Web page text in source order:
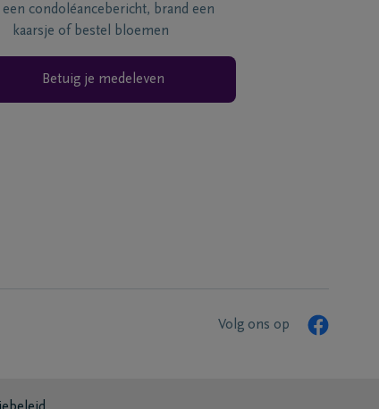
condoléancebericht, brand een
kaarsje of bestel bloemen
Betuig je medeleven
Volg ons op